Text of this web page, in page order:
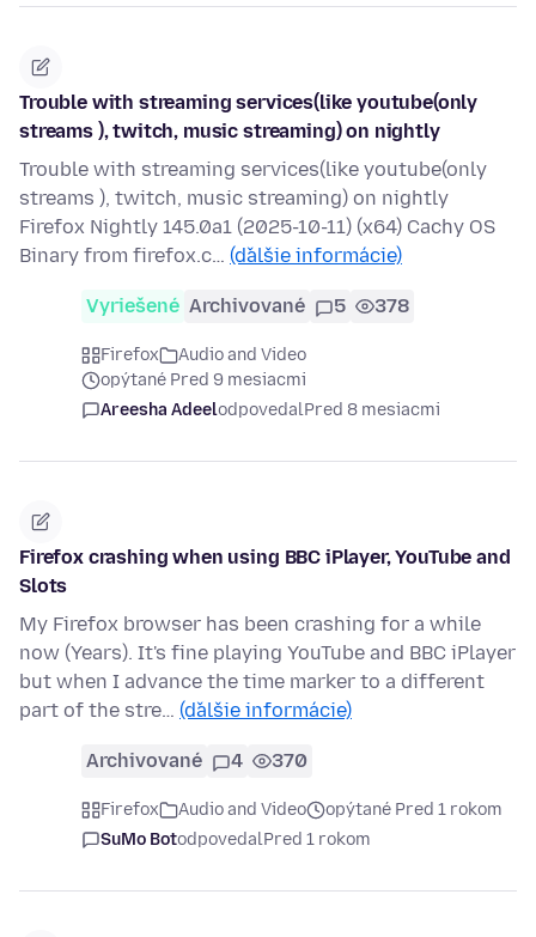
Trouble with streaming services(like youtube(only
streams ), twitch, music streaming) on nightly
Trouble with streaming services(like youtube(only
streams ), twitch, music streaming) on nightly
Firefox Nightly 145.0a1 (2025-10-11) (x64) Cachy OS
Binary from firefox.c… (ďalšie informácie)
Vyriešené Archivované 5 378
Firefox
Audio and Video
opýtané Pred 9 mesiacmi
Areesha AdeelodpovedalPred 8 mesiacmi
Firefox crashing when using BBC iPlayer, YouTube and
Slots
My Firefox browser has been crashing for a while
now (Years). It's fine playing YouTube and BBC iPlayer
but when I advance the time marker to a different
part of the stre… (ďalšie informácie)
Archivované 4 370
Firefox Audio and Video
opýtané Pred 1 rokom
SuMo BotodpovedalPred 1 rokom